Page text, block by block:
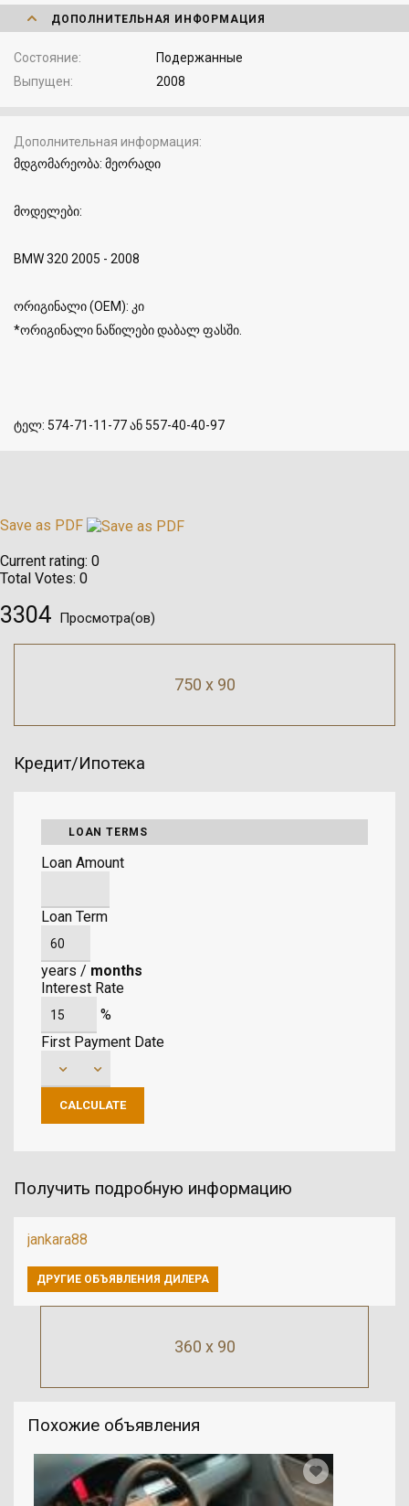
360 x 90
Похожие объявления
ДОПОЛНИТЕЛЬНАЯ ИНФОРМАЦИЯ
Состояние
Подержанные
Выпущен
2008
Дополнительная информация
მდგომარეობა: მეორადი
მოდელები:
BMW 320 2005 - 2008
ორიგინალი (OEM): კი
*ორიგინალი ნაწილები დაბალ ფასში.
ტელ: 574-71-11-77 ან 557-40-40-97
Save as PDF
Current rating: 0
Total Votes: 0
3304 Просмотра(ов)
750 x 90
Кредит/Ипотека
LOAN TERMS
Loan Amount
Loan Term
years / months
Interest Rate
%
First Payment Date
Получить подробную информацию
jankara88
ДРУГИЕ ОБЪЯВЛЕНИЯ ДИЛЕРА